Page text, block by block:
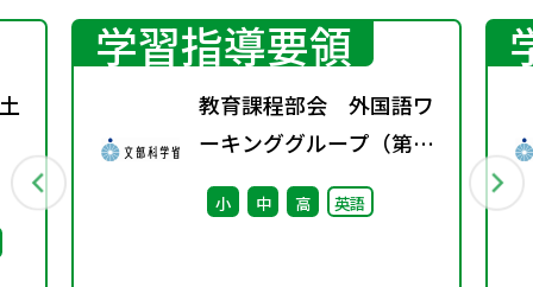
学習指導要領
教育課程部会 外国語ワ
ーキンググループ（第11
回） 配付資料
小 中 高 英語